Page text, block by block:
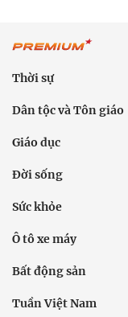
Thời sự
Dân tộc và Tôn giáo
Giáo dục
Đời sống
Sức khỏe
Ô tô xe máy
Bất động sản
Tuần Việt Nam